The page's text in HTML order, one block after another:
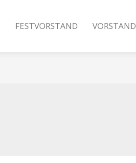
FESTVORSTAND VORSTAND